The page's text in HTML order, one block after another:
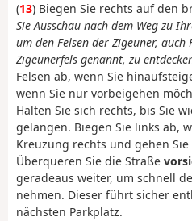
(13) Biegen Sie rechts auf den
Sie Ausschau nach dem Weg zu
um den Felsen der Zigeuner, auch
Zigeunerfels genannt, zu
Felsen ab, wenn Sie
wenn Sie nur vorbeigehen
Halten Sie sich rechts, bis Sie
gelangen. Biegen Sie links ab,
Kreuzung rechts und gehen
Überqueren Sie die Straße
geradeaus weiter, um schnell
nehmen. Dieser führt sicher
nächsten Parkplatz.